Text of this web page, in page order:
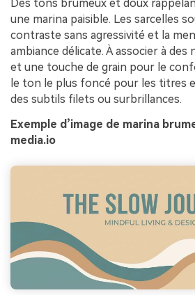
Des tons brumeux et doux
une marina paisible. Les sarcelles
contraste sans agressivité et la
ambiance délicate. À associer à des
et une touche de grain pour le
le ton le plus foncé pour les titres
des subtils filets ou surbrillances.
Exemple d’image de marina
media.io